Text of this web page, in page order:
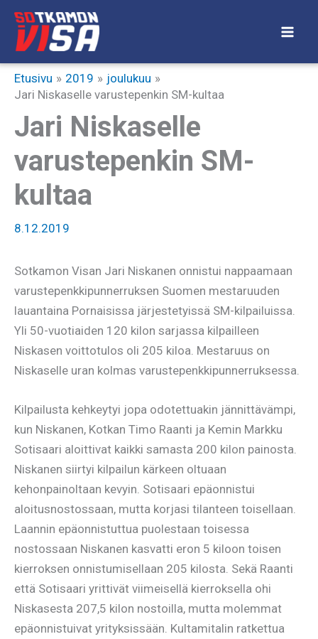
Siirry
sisältöön
Etusivu 2019
joulukuu
Jari Niskaselle varustepenkin SM-kultaa
Jari Niskaselle
varustepenkin SM-
kultaa
8.12.2019
Sotkamon Visan Jari Niskanen onnistui nappaamaan
varustepenkkipunnerruksen Suomen mestaruuden
lauantaina Pornaisissa järjestetyissä SM-kilpailuissa.
Yli 50-vuotiaiden 120 kilon sarjassa kilpailleen
Niskasen voittotulos oli 205 kiloa. Mestaruus on
Niskaselle uran kolmas varustepenkkipunnerruksessa.
Kilpailusta kehkeytyi jopa odotettuakin jännittävämpi,
kun Niskanen, Kotkan Timo Raanti ja Kemin Markku
Sotisaari aloittivat kaikki samasta 200 kilon painosta.
Niskanen siirtyi kilpailun kärkeen oltuaan
kehonpainoltaan kevyin. Sotisaari epäonnistui
aloitusnostossaan, mutta korjasi tilanteen toisellaan.
Laannin epäonnistuttua puolestaan toisessa
nostossaan Niskanen kasvatti eron 5 kiloon toisen
kierroksen onnistumisellaan 205 kilosta. Sekä Raanti
että Sotisaari yrittivät viimeisellä kierroksella ohi
Niskasesta 207,5 kilon nostoilla, mutta molemmat
epäonnistuivat yrityksissään. Kultamitalin ratkettua